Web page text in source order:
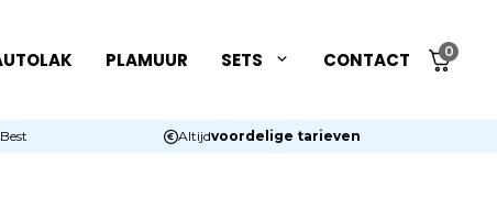
PLAMUUR SETS CONTACT 0
Best Altijdvoordelige tarieven